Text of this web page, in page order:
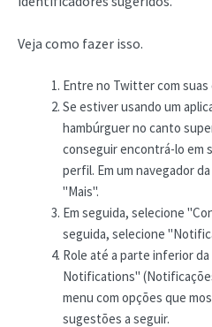
Veja como fazer isso.
Entre no Twitter com suas
Se estiver usando um
hambúrguer no canto
conseguir encontrá-lo em
perfil. Em um navegador
"Mais".
Em seguida, selecione
seguida, selecione
Role até a parte inferior
Notifications"
menu com opções que
sugestões a seguir.